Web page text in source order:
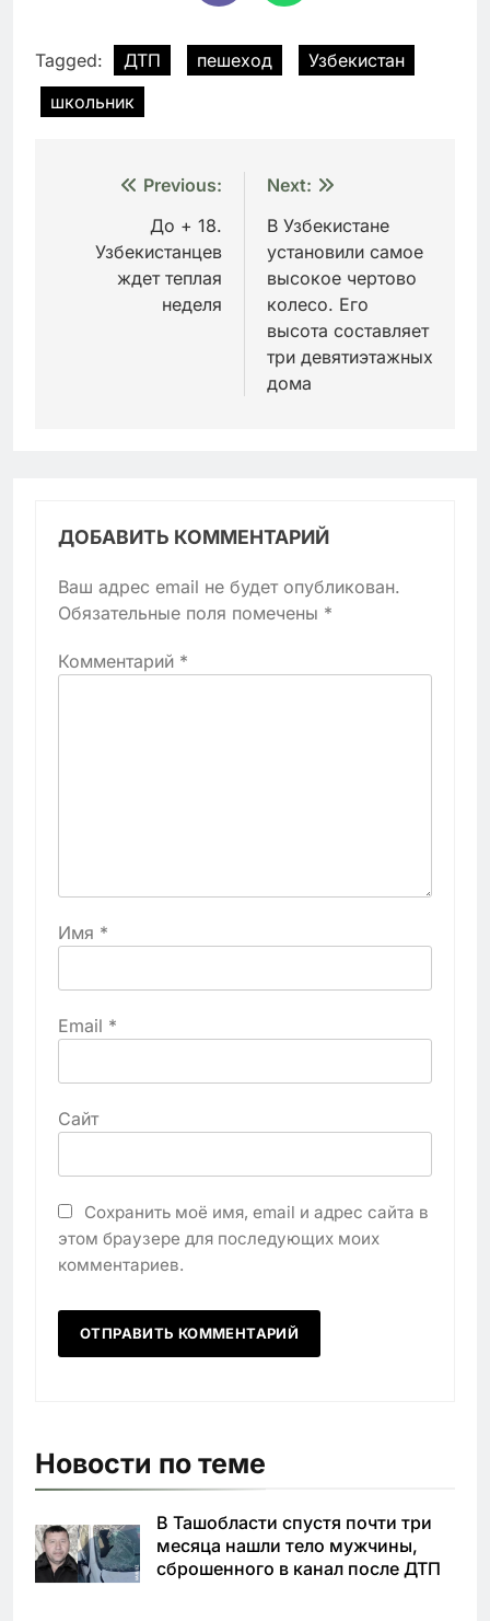
Tagged: ДТП пешеход
Узбекистан
школьник
Навигация
записям
Previous:
До + 18.
Узбекистанцев
ждет теплая
неделя
Next:
В Узбекистане
установили самое
высокое чертово
колесо. Его
высота составляет
три девятиэтажных
дома
ДОБАВИТЬ КОММЕНТАРИЙ
Ваш адрес email не будет опубликован.
Обязательные поля помечены *
Комментарий *
Имя *
Email *
Сайт
Сохранить моё имя, email и адрес сайта в
этом браузере для последующих моих
комментариев.
Новости по теме
В Ташобласти спустя почти три
месяца нашли тело мужчины,
сброшенного в канал после ДТП